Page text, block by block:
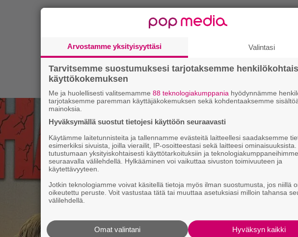
Arvostamme yksityisyyttäsi Valintasi
Tarvitsemme suostumuksesi tarjotaksemme
käyttökokemuksen
Me ja huolellisesti valitsemamme 88 teknologiakumppania hyödynnämme
tarjotaksemme paremman käyttäjäkokemuksen sekä kohdentaaksemme
mainoksia.
Hyväksymällä suostut tietojesi käyttöön seuraavasti
Käytämme laitetunnisteita ja tallennamme evästeitä laitteellesi saadaksemme
esimerkiksi sivuista, joilla vierailit, IP-osoitteestasi sekä laitteesi
tutustumaan yksityiskohtaisesti käyttötarkoituksiin ja teknologiakumppaneihimme
seuraavalla välilehdellä. Hylkääminen voi vaikuttaa sivuston toimivuuteen ja
käytettävyyteen.
Jotkin teknologiamme voivat käsitellä tietoja myös ilman suostumusta, jos niillä
oikeutettu peruste. Voit vastustaa tätä tai muuttaa asetuksiasi milloin tahansa
välilehdellä.
Hyväksyn kaikki
Omat valintani